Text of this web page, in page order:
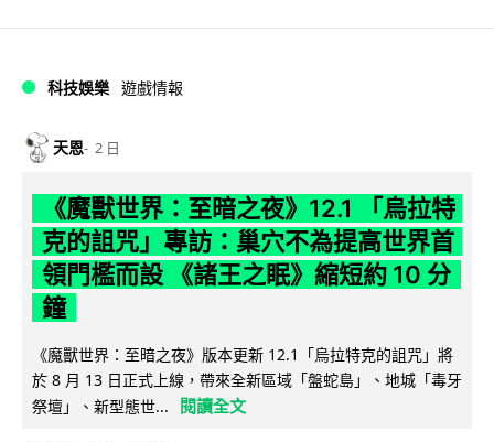
科技娛樂 遊戲情報
天恩 2 日
《魔獸世界：至暗之夜》12.1 「烏拉特
克的詛咒」專訪：巢穴不為提高世界首
領門檻而設 《諸王之眠》縮短約 10 分
鐘
《魔獸世界：至暗之夜》版本更新 12.1「烏拉特克的詛咒」將
於 8 月 13 日正式上線，帶來全新區域「盤蛇島」、地城「毒牙
祭壇」、新型態世...
閱讀全文